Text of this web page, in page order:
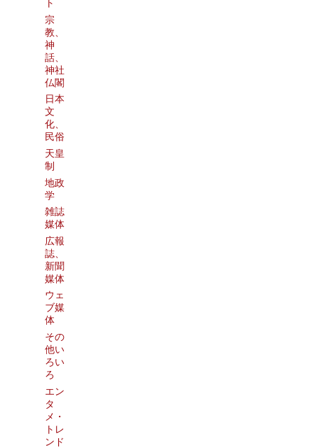
ト
宗
教、
神
話、
神社
仏閣
日本
文
化、
民俗
天皇
制
地政
学
雑誌
媒体
広報
誌、
新聞
媒体
ウェ
ブ媒
体
その
他い
ろい
ろ
エン
タ
メ・
トレ
ンド